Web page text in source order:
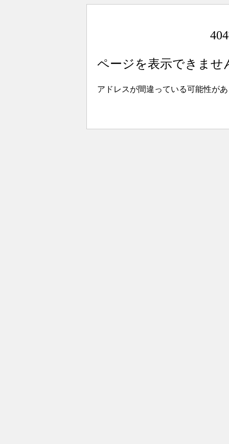
ページを表示できませ
アドレスが間違っている可能性が